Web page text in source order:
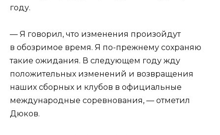
году.
— Я говорил, что изменения произойдут
в обозримое время. Я по-прежнему сохраняю
такие ожидания. В следующем году жду
положительных изменений и возвращения
наших сборных и клубов в официальные
международные соревнования, — отметил
Дюков.